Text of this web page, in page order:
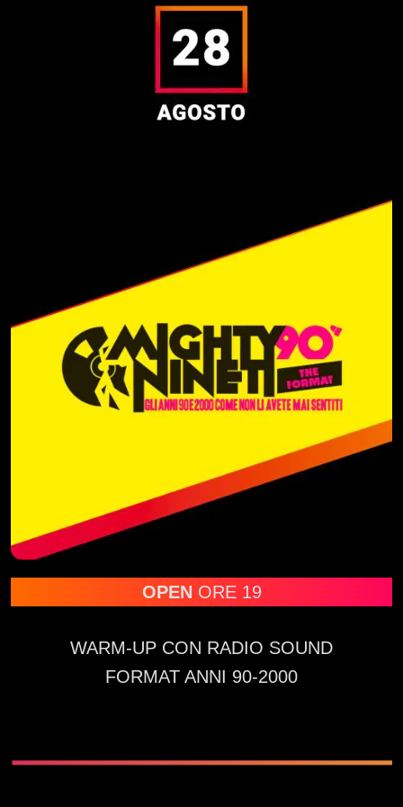
OPEN ORE 19
WARM-UP CON RADIO SOUND
FORMAT ANNI 90-2000